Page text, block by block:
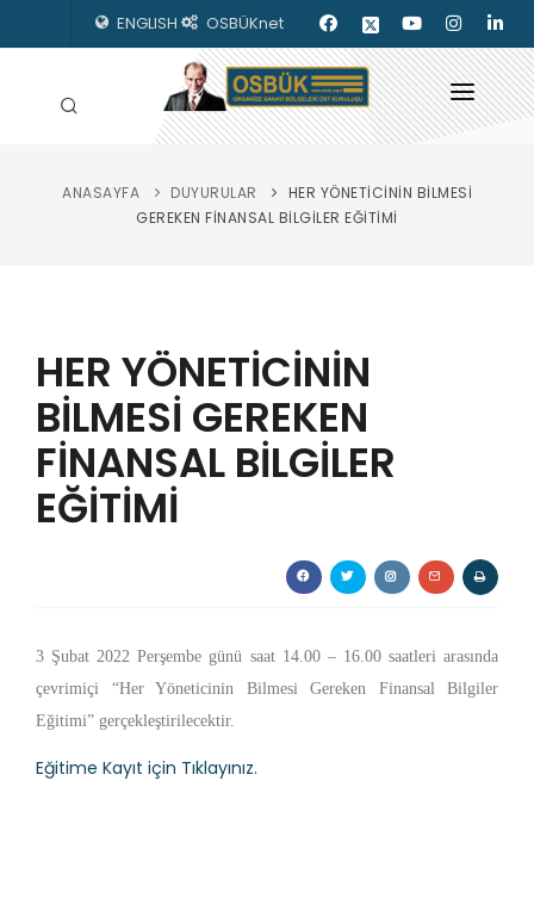
ENGLISH OSBÜKnet
HAKKIMIZDA
KILAVUZLAR
YAYINLARIMIZ
ENERJİ İZLEME
İLETİŞİM
ANASAYFA DUYURULAR
HER YÖNETİCİNİN BİLMESİ
GEREKEN FİNANSAL BİLGİLER EĞİTİMİ
HER YÖNETİCİNİN
BİLMESİ GEREKEN
FİNANSAL BİLGİLER
EĞİTİMİ
3 Şubat 2022 Perşembe günü saat 14.00 – 16.00 saatleri arasında
çevrimiçi “Her Yöneticinin Bilmesi Gereken Finansal Bilgiler
Eğitimi” gerçekleştirilecektir.
Eğitime Kayıt için Tıklayınız.